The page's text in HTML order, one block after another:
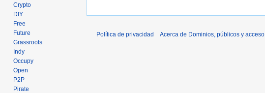
Crypto
DIY
Free
Future
Grassroots
Indy
Occupy
Open
P2P
Pirate
Política de privacidad Acerca de Dominios, públicos y acceso